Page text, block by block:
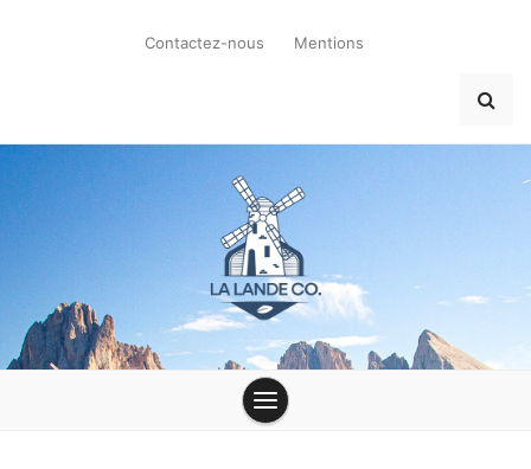
Contactez-nous Mentions
la-lande-du-